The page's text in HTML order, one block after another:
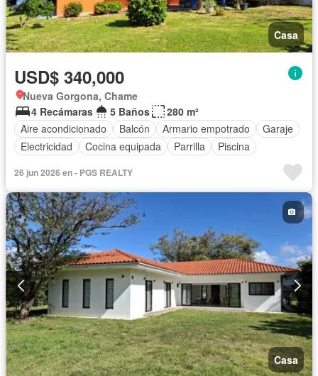
Casa
USD$ 340,000
Nueva Gorgona, Chame
4 Recámaras
5 Baños
280 m²
Aire acondicionado
Balcón Armario empotrado
Garaje
Electricidad
Cocina equipada Parrilla Piscina
26 jun 2026 en - PGS REALTY
Casa